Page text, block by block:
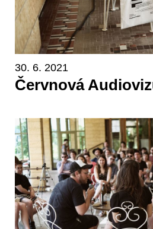
30. 6. 2021
Červnová